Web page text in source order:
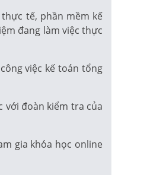
tế, phần mềm kế
đang làm việc thực
việc kế toán tổng
với đoàn kiểm tra của
gia khóa học online